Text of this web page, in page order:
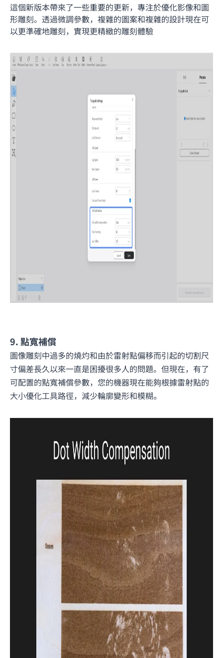
這個新版本帶來了一些重要的更新，專注於優化影像和圖
形雕刻。透過微調參數，複雜的圖案和複雜的設計現在可
以更準確地雕刻，實現更精緻的雕刻體驗
9. 點寬補償
圖像雕刻中過多的燒灼和由於雷射點偏移而引起的切割尺
寸偏差長久以來一直是困擾很多人的問題。但現在，有了
可配置的點寬補償參數，您的機器現在能夠根據雷射點的
大小優化工具路徑，減少輪廓變形和模糊。